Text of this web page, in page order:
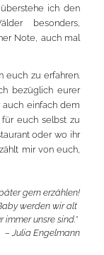
ich den
besonders,
Note, auch mal
euch zu erfahren.
bezüglich eurer
einfach dem
euch selbst zu
oder wo ihr
mir von euch,
gern erzählen!
werden wir alt
unsre sind.“
– Julia Engelmann